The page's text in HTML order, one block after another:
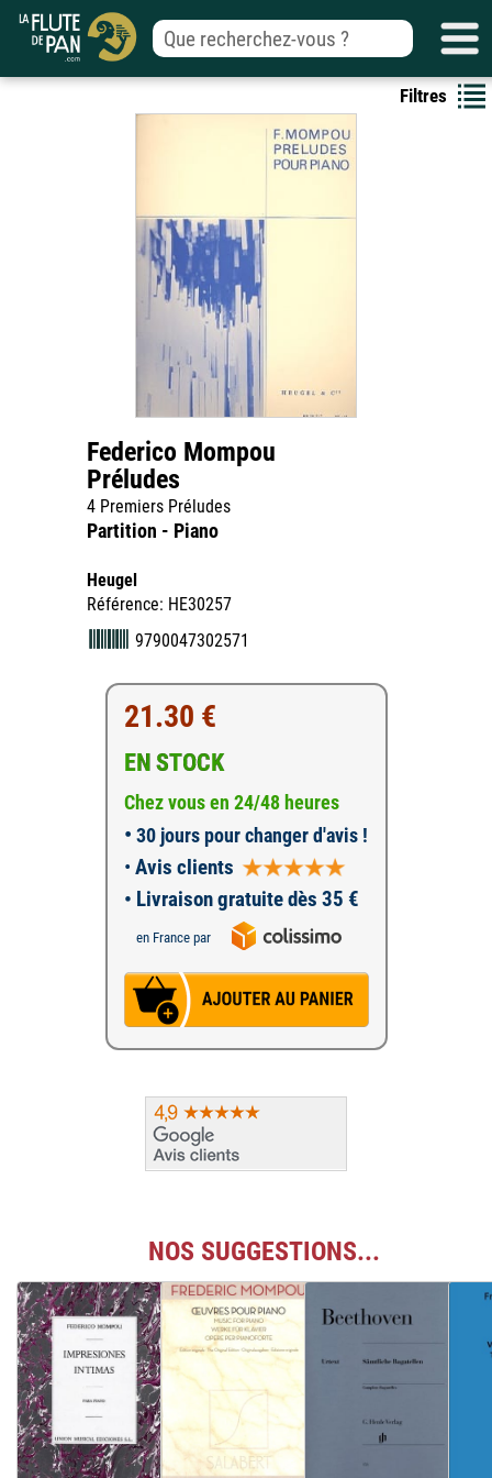
Filtres
Federico Mompou
Préludes
4 Premiers Préludes
Partition - Piano
Heugel
Référence: HE30257
9790047302571
21.30 €
EN STOCK
Chez vous en 24/48 heures
• 30 jours pour changer d'avis !
• Avis clients
• Livraison gratuite dès 35 €
en France par
NOS SUGGESTIONS...